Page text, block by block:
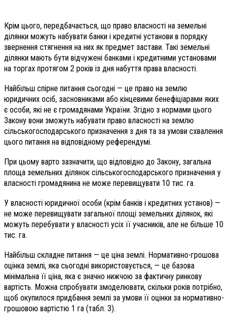
Крім цього, передбачається, що право власності на земельні
ділянки можуть набувати банки і кредитні установи в порядку
звернення стягнення на них як предмет застави. Такі земельні
ділянки мають бути відчужені банками і кредитними установами
на торгах протягом 2 років із дня набуття права власності.
Найбільш спірне питання сьогодні — це право на землю
юридичних осіб, засновниками або кінцевими бенефіціарами яких
є особи, які не є громадянами України. Згідно з нормами цього
Закону вони зможуть набувати право власності на землю
сільськогосподарського призначення з дня та за умови схвалення
цього питання на відповідному референдумі.
При цьому варто зазначити, що відповідно до Закону, загальна
площа земельних ділянок сільськогосподарського призначення у
власності громадянина не може перевищувати 10 тис. га.
У власності юридичної особи (крім банків і кредитних установ) —
не може перевищувати загальної площі земельних ділянок, які
можуть перебувати у власності усіх її учасників, але не більше 10
тис. га.
Найбільш складне питання — це ціна землі. Нормативно-грошова
оцінка землі, яка сьогодні використовується, — це базова
мінімальна її ціна, яка є значно нижчою за фактичну ринкову
вартість. Можна спробувати змоделювати, скільки років потрібно,
щоб окупилося придбання землі за умови її оцінки за нормативно-
грошовою вартістю 1 га (табл. 3).